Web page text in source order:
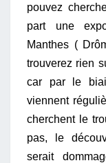
pouvez
part une
Manthes (
trouverez rien
car par le
viennent
cherchent le
pas, le
serait